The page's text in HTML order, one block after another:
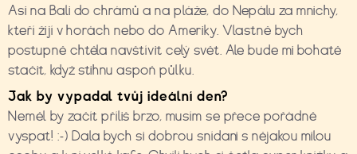
Asi na Bali do chrámů a na pláže, do Nepálu za mnichy,
kteří žijí v horách nebo do Ameriky. Vlastně bych
postupně chtěla navštívit celý svět. Ale bude mi bohatě
stačit, když stihnu aspoň půlku.
Jak by vypadal tvůj ideální den?
Neměl by začít příliš brzo, musím se přece pořádně
vyspat! :-) Dala bych si dobrou snídani s nějakou milou